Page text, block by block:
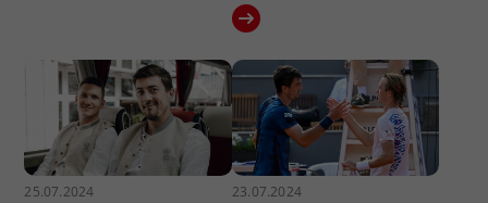
25.07.2024 23.07.2024